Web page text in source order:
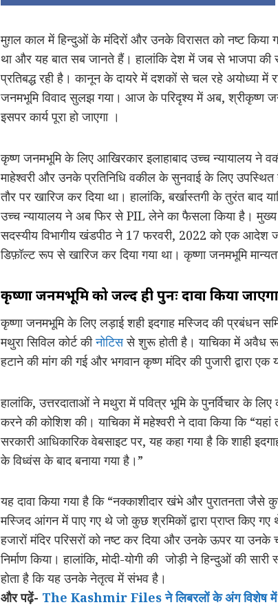
मुग़ल काल में हिन्दुओं के मंदिरों और उनके विरासत को नष्ट किया
था और यह बात सब जानते हैं। हालांकि देश में जब से भाजपा की
प्रतिबद्ध रही है। कानून के दायरे में दशकों से चल रहे अयोध्या में
जनमभूमि विवाद सुलझ गया। आज के परिदृश्य में अब, श्रीकृष्ण
इसपर कार्य पूरा हो जाएगा ।
कृष्ण जनमभूमि के लिए आखिरकार इलाहाबाद उच्च न्यायालय ने
माहेश्वरी और उनके प्रतिनिधि वकील के सुनवाई के लिए
तौर पर खारिज कर दिया था। हालांकि, बर्खास्तगी के तुरंत बाद
उच्च न्यायालय ने अब फिर से PIL लेने का फैसला किया है।
सदस्यीय विभागीय खंडपीठ ने 17 फरवरी, 2022 को एक आदेश
डिफ़ॉल्ट रूप से खारिज कर दिया गया था। कृष्णा जनमभूमि
कृष्णा जनमभूमि को जल्द ही पुनः दावा किया जाएगा
कृष्णा जनमभूमि के लिए लड़ाई शही इदगाह मस्जिद की प्रबंधन
मथुरा सिविल कोर्ट कीनोटिससे शुरू होती है। याचिका में अवैध
हटाने की मांग की गई और भगवान कृष्ण मंदिर की पुजारी द्वारा एक
हालांकि, उत्तरदाताओं ने मथुरा में पवित्र भूमि के पुनर्विचार के लिए
करने की कोशिश की। याचिका में महेश्वरी ने दावा किया कि
सरकारी आधिकारिक वेबसाइट पर, यह कहा गया है कि शाही
के विध्वंस के बाद बनाया गया है।”
यह दावा किया गया है कि “नक्काशीदार खंभे और पुरातनता जैसे
मस्जिद आंगन में पाए गए थे जो कुछ श्रमिकों द्वारा प्राप्त किए
हजारों मंदिर परिसरों को नष्ट कर दिया और उनके ऊपर या उनके
निर्माण किया। हालांकि, मोदी-योगी की जोड़ी ने हिन्दुओं की
होता है कि यह उनके नेतृत्व में संभव है।
और पढ़ें- The Kashmir Files ने लिबरलों के अंग विशेष में